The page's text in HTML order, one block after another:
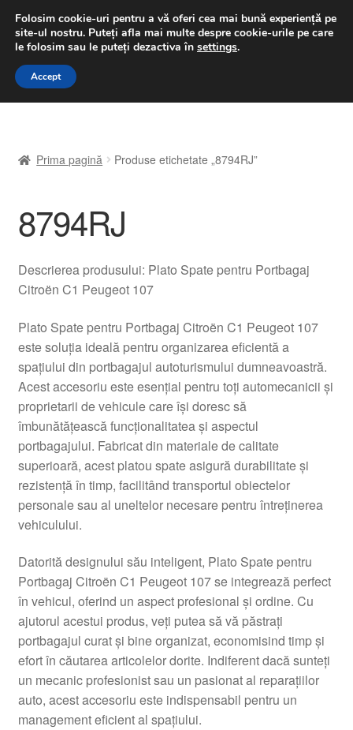
LIVRARE de la 33 lei
luni-vineri 9 a.m. - 4 p.m.031 229 6816
Sari
Sari
A lua legatura
Contul meu
Despre noi
Finalizare comandă
Livrare
Livrare în toată lumea
Plângere
Plățile
Procedura de reclamație
Termeni si conditii
Prima pagină Produse etichetate „8794RJ”
8794RJ
Descrierea produsului: Plato Spate pentru Portbagaj
Citroën C1 Peugeot 107
Plato Spate pentru Portbagaj Citroën C1 Peugeot 107
este soluția ideală pentru organizarea eficientă a
spațiului din portbagajul autoturismului dumneavoastră.
Acest accesoriu este esențial pentru toți automecanicii și
proprietarii de vehicule care își doresc să
îmbunătățească funcționalitatea și aspectul
portbagajului. Fabricat din materiale de calitate
superioară, acest platou spate asigură durabilitate și
rezistență în timp, facilitând transportul obiectelor
personale sau al uneltelor necesare pentru întreținerea
vehiculului.
Datorită designului său inteligent, Plato Spate pentru
Portbagaj Citroën C1 Peugeot 107 se integrează perfect
în vehicul, oferind un aspect profesional și ordine. Cu
ajutorul acestui produs, veți putea să vă păstrați
portbagajul curat și bine organizat, economisind timp și
efort în căutarea articolelor dorite. Indiferent dacă sunteți
un mecanic profesionist sau un pasionat al reparațiilor
auto, acest accesoriu este indispensabil pentru un
management eficient al spațiului.
Folosim cookie-uri pentru a vă oferi cea mai bună experiență pe
site-ul nostru. Puteți afla mai multe despre cookie-urile pe care
le folosim sau le puteți dezactiva în settings.
Accept